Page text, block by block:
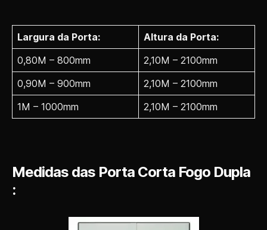
Largura da Porta:
Altura da Porta:
0,80M – 800mm
2,10M – 2100mm
0,90M – 900mm
2,10M – 2100mm
1M – 1000mm
2,10M – 2100mm
Medidas das Porta Corta Fogo Dupla
: